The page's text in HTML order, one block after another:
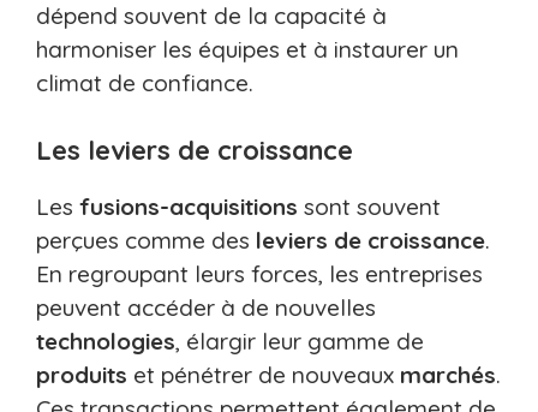
dépend souvent de la capacité à
harmoniser les équipes et à instaurer un
climat de confiance.
Les leviers de croissance
Les fusions-acquisitions sont souvent
perçues comme des leviers de croissance.
En regroupant leurs forces, les entreprises
peuvent accéder à de nouvelles
technologies, élargir leur gamme de
produits et pénétrer de nouveaux marchés.